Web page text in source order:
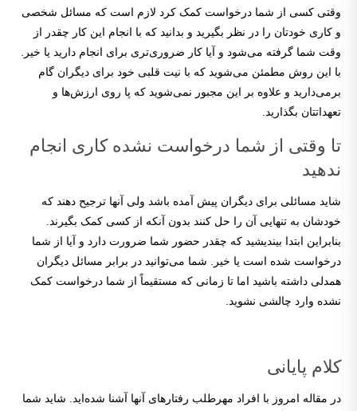
وقتی کسی از شما درخواست کمک کرد لازم است که مسائل شخصی
و کاری خودتان را در نظر بگیرید و بدانید که با انجام این کار چقدر از
وقت شما گرفته می‌شود و آیا کار ضروری‌تری برای انجام دارید یا خیر.
با این روش مطمئن می‌شوید که با نیت قلبی خود برای دیگران گام
برمی‌دارید و علاوه بر این مجبور نمی‌شوید که پا روی ارزش‌ها و
تعهداتتان بگذارید.
تا وقتی از شما درخواست نشده کاری انجام
ندهید
شاید مسائلی برای دیگران پیش آمده باشد ولی آنها ترجیح دهند که
خودشان به تنهایی آن را حل کنند بدون آنکه از کسی کمک بگیرند.
بنابراین ابتدا بیندیشید که چقدر حضور شما ضرورت دارد و آیا از شما
درخواست شده است یا خیر. شما می‌توانید در برابر مسائل دیگران
همدلی داشته باشید اما تا زمانی که مستقیماً از شما درخواست کمک
نشده وارد چالشی نشوید.
کلام پایانی
در مقاله امروز با افراد مهرطلب رفتارهای آنها آشنا شده‌اید. شاید شما